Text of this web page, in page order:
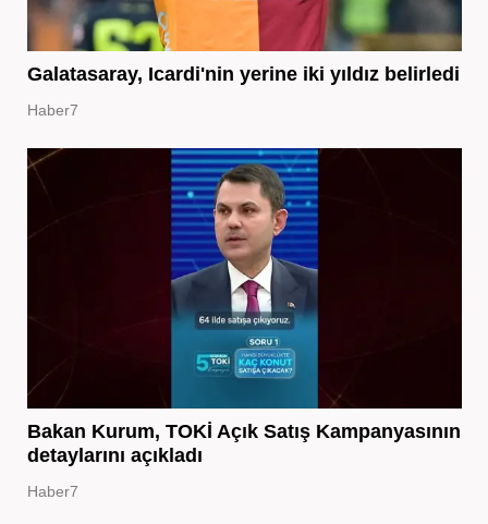
Galatasaray, Icardi'nin yerine iki yıldız belirledi
Haber7
Bakan Kurum, TOKİ Açık Satış Kampanyasının
detaylarını açıkladı
Haber7